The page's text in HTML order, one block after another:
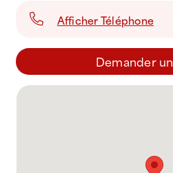
Afficher Téléphone
Demander